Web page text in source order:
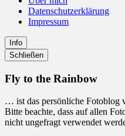
Datenschutzerklärung
Impressum
Info
Primäre
Seitenleiste
Schließen
Fly to the Rainbow
… ist das persönliche Fotoblog
Bitte beachte, dass auf allen
nicht ungefragt verwendet